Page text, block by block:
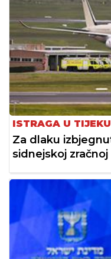
ISTRAGA U TIJEKU
Za dlaku
sidnejskoj zračnoj